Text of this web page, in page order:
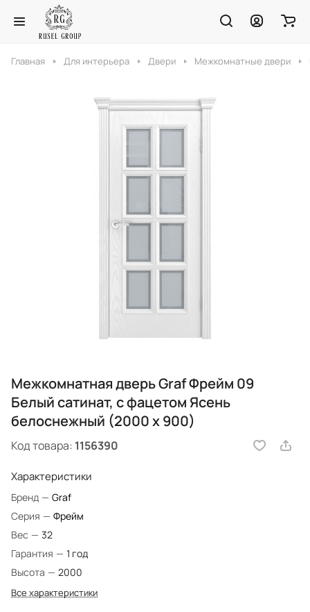
Главная Для интерьера Двери Межкомнатные двери
Межкомнатная дверь Graf Фрейм 09
Белый сатинат, с фацетом Ясень
белоснежный (2000 х 900)
Код товара: 1156390
Характеристики
Бренд — Graf
Серия — Фрейм
Вес — 32
Гарантия — 1 год
Высота — 2000
Все характеристики